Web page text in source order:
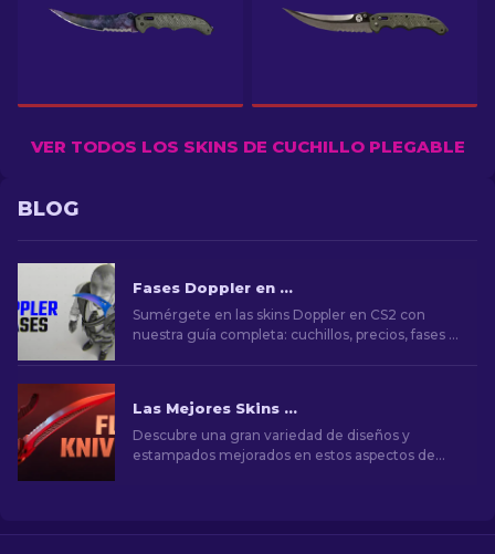
VER TODOS LOS SKINS DE CUCHILLO PLEGABLE
BLOG
Fases Doppler en CS2: Guía completa (Cuchillos & Precios)
Sumérgete en las skins Doppler en CS2 con
nuestra guía completa: cuchillos, precios, fases y
Las Mejores Skins del "Flip" cuchillo en CS2 [2026]
Descubre una gran variedad de diseños y
estampados mejorados en estos aspectos de